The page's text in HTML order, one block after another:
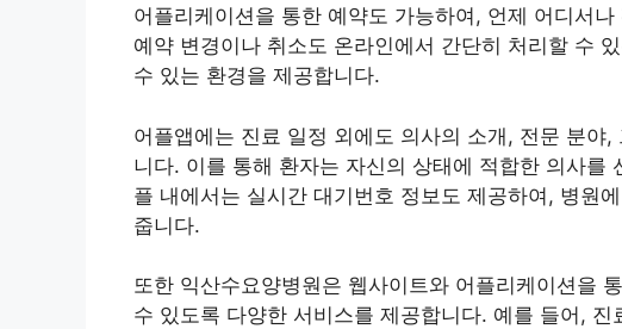
어플리케이션을 통한 예약도 가능하여, 언제 어디서
예약 변경이나 취소도 온라인에서 간단히 처리할 수
수 있는 환경을 제공합니다.
어플앱에는 진료 일정 외에도 의사의 소개, 전문 분야
니다. 이를 통해 환자는 자신의 상태에 적합한 의사를
플 내에서는 실시간 대기번호 정보도 제공하여, 병원
줍니다.
또한 익산수요양병원은 웹사이트와 어플리케이션을
수 있도록 다양한 서비스를 제공합니다. 예를 들어,